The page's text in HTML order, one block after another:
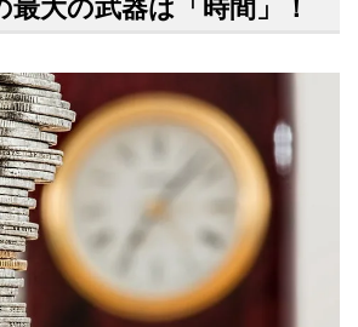
最大の武器は「時間」！